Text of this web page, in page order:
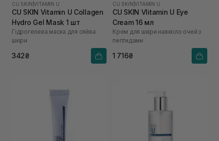
CU SKIN |VITAMIN U
CU SKIN Vitamin U Collagen
Hydro Gel Mask 1 шт
Гідрогелева маска для сяйва
шкіри
342₴
CU SKIN |VITAMIN U
CU SKIN VIitamin U Eye
Cream 16 мл
Крем для шкіри навколо очей з
пептидами
1 716₴